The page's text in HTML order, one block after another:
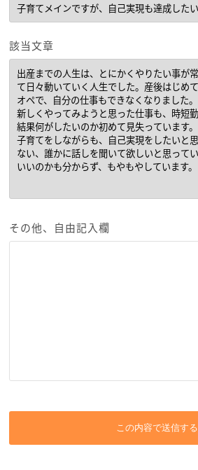
該当文章
その他、自由記入欄
この内容で送信する